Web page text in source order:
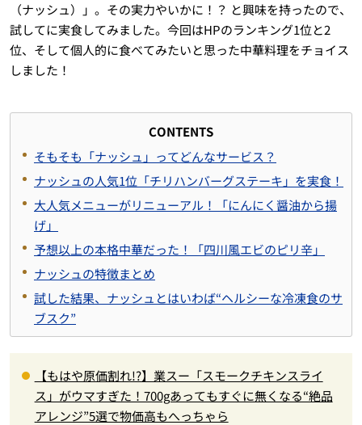
（ナッシュ）」。その実力やいかに！？ と興味を持ったので、
試してに実食してみました。今回はHPのランキング1位と2
位、そして個人的に食べてみたいと思った中華料理をチョイス
しました！
CONTENTS
そもそも「ナッシュ」ってどんなサービス？
ナッシュの人気1位「チリハンバーグステーキ」を実食！
大人気メニューがリニューアル！「にんにく醤油から揚
げ」
予想以上の本格中華だった！「四川風エビのピリ辛」
ナッシュの特徴まとめ
試した結果、ナッシュとはいわば“ヘルシーな冷凍食のサ
ブスク”
【もはや原価割れ!?】業スー「スモークチキンスライ
ス」がウマすぎた！700gあってもすぐに無くなる“絶品
アレンジ”5選で物価高もへっちゃら